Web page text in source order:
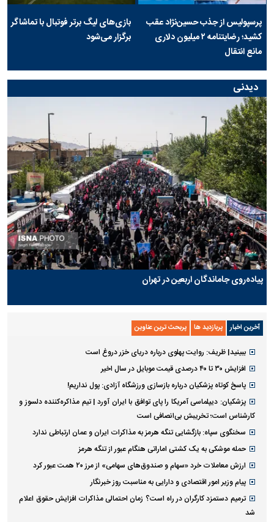
پرسپولیس از جذب حسین‌نژاد عقب
کشید؛ رضایتنامه ۲ میلیون دلاری
مانع انتقال
بازی‌های لیگ برتر فوتبال با تماشاگر
برگزار می‌شود
دیدنی
پیاده‌روی جاماندگان اربعین در تهران
آخرین اخبار پربازدید ها پربحث ترین عناوین
ببینید| ظریف: روایت پهلوی درباره دریای خزر دروغ است
افزایش ۳۰ تا ۴۰ درصدی قیمت موبایل در سال اخیر
پاسخ کوتاه پزشکیان درباره بازسازی ورزشگاه آزادی: پول نداریم!
پزشکیان: دیپلماسی آمریکا را پای توافق با ایران آورد | تیم مذاکره‌کننده دلسوز و
کارشناس است؛ تخریبش بی‌انصافی است
سخنگوی سپاه: بازگشایی تنگه هرمز به مذاکرات ایران و عمان ارتباطی ندارد
حمله موشکی به یک کشتی اماراتی هنگام عبور از تنگه هرمز
ارزش معاملات خرد «سهام و صندوق‌های سهامی» از مرز ۲۰ همت عبور کرد
پیام وزیر امور اقتصادی و دارایی به مناسبت روز خبرنگار
ترمیم دستمزد کارگران در راه است؟ زمان احتمالی مذاکرات افزایش حقوق اعلام
شد